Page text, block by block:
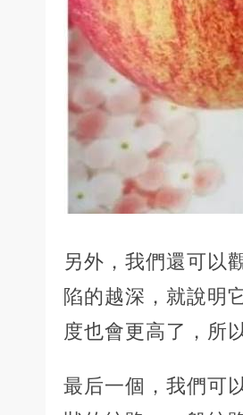
另外，我們還可以
陷的越深，就說明
度也會更高了，所
最后一個，我們可